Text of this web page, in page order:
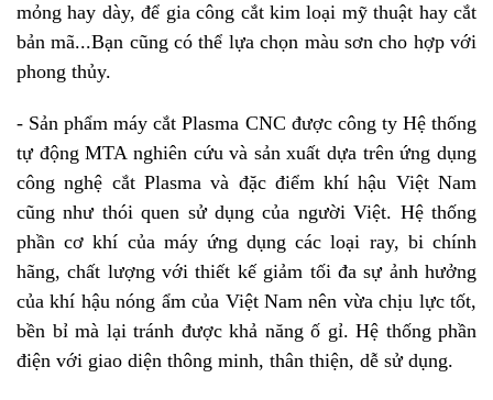
mỏng hay dày, để gia công cắt kim loại mỹ thuật hay cắt
bản mã...Bạn cũng có thể lựa chọn màu sơn cho hợp với
phong thủy.
- Sản phẩm máy cắt Plasma CNC được công ty Hệ thống
tự động MTA nghiên cứu và sản xuất dựa trên ứng dụng
công nghệ cắt Plasma và đặc điểm khí hậu Việt Nam
cũng như thói quen sử dụng của người Việt. Hệ thống
phần cơ khí của máy ứng dụng các loại ray, bi chính
hãng, chất lượng với thiết kế giảm tối đa sự ảnh hưởng
của khí hậu nóng ẩm của Việt Nam nên vừa chịu lực tốt,
bền bỉ mà lại tránh được khả năng ố gỉ. Hệ thống phần
điện với giao diện thông minh, thân thiện, dễ sử dụng.